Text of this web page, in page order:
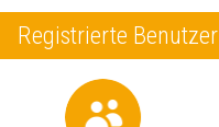
Registrierte Benutzer